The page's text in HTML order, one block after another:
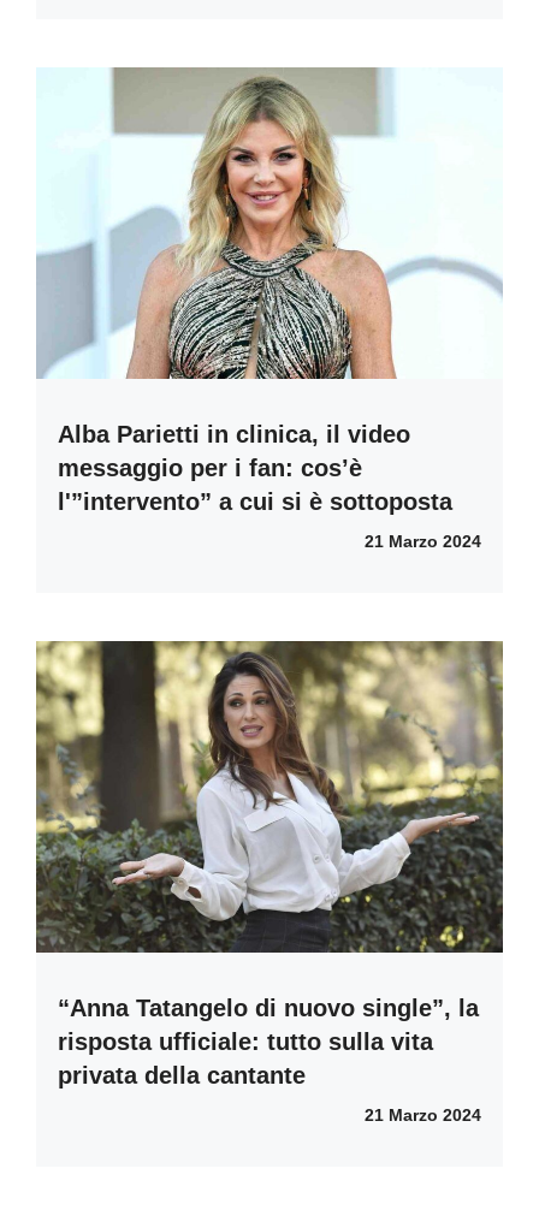
Alba Parietti in clinica, il video
messaggio per i fan: cos’è
l'”intervento” a cui si è sottoposta
21 Marzo 2024
“Anna Tatangelo di nuovo single”, la
risposta ufficiale: tutto sulla vita
privata della cantante
21 Marzo 2024